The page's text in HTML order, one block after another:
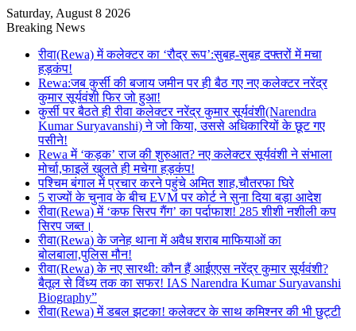
Saturday, August 8 2026
Breaking News
रीवा(Rewa) में कलेक्टर का ‘रौद्र रूप’:सुबह-सुबह दफ्तरों में मचा
हड़कंप!
Rewa:जब कुर्सी की बजाय जमीन पर ही बैठ गए नए कलेक्टर नरेंद्र
कुमार सूर्यवंशी फिर जो हुआ!
कुर्सी पर बैठते ही रीवा कलेक्टर नरेंद्र कुमार सूर्यवंशी(Narendra
Kumar Suryavanshi) ने जो किया, उससे अधिकारियों के छूट गए
पसीने!
Rewa में ‘कड़क’ राज की शुरुआत? नए कलेक्टर सूर्यवंशी ने संभाला
मोर्चा,फाइलें खुलते ही मचेगा हड़कंप!
पश्चिम बंगाल में प्रचार करने पहुंचे अमित शाह,चौतरफा घिरे
5 राज्यों के चुनाव के बीच EVM पर कोर्ट ने सुना दिया बड़ा आदेश
रीवा(Rewa) में ‘कफ सिरप गैंग’ का पर्दाफाश! 285 शीशी नशीली कप
सिरप जब्त।
रीवा(Rewa) के जनेह थाना में अवैध शराब माफियाओं का
बोलबाला,पुलिस मौन!
रीवा(Rewa) के नए सारथी: कौन हैं आईएएस नरेंद्र कुमार सूर्यवंशी?
बैतूल से विंध्य तक का सफर! IAS Narendra Kumar Suryavanshi
Biography”
रीवा(Rewa) में डबल झटका! कलेक्टर के साथ कमिश्नर की भी छुट्टी